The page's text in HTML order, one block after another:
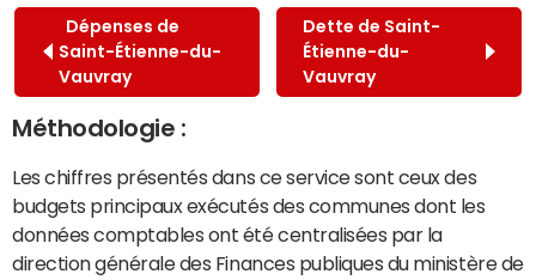
Dépenses de
Saint-Étienne-du-
Vauvray
Dette de Saint-
Étienne-du-
Vauvray
Méthodologie :
Les chiffres présentés dans ce service sont ceux des
budgets principaux exécutés des communes dont les
données comptables ont été centralisées par la
direction générale des Finances publiques du ministère de